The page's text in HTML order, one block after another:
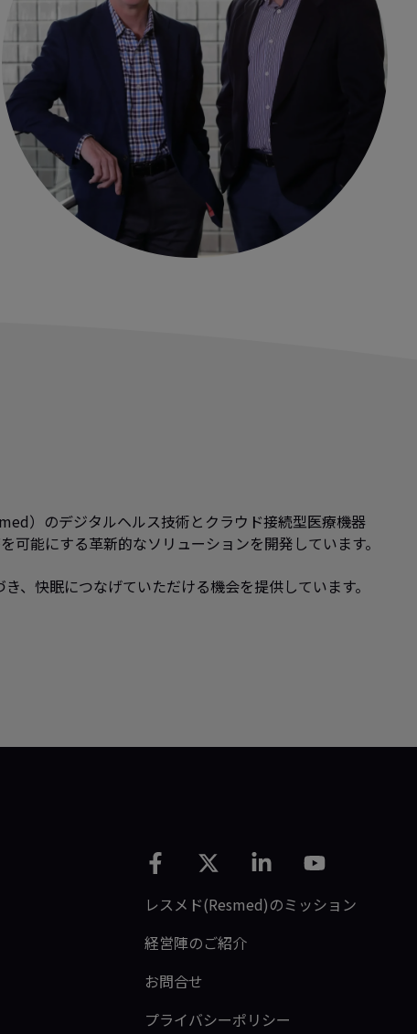
）のデジタルヘルス技術とクラウド接続型医療機器
能にする革新的なソリューションを開発しています。
、快眠につなげていただける機会を提供しています。
レスメド(Resmed)のミッション
経営陣のご紹介
お問合せ
プライバシーポリシー